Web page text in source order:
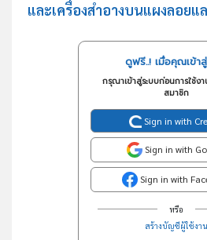
และเครื่องสำอางบนแผงลอยแ
ดูฟรี..! เมื่อคุณเข้า
กรุณาเข้าสู่ระบบก่อนการใช้ง
สมาชิก
Sign in with
Sign in with
Sign in with
หรือ
สร้างบัญชีผู้ใช้งาน